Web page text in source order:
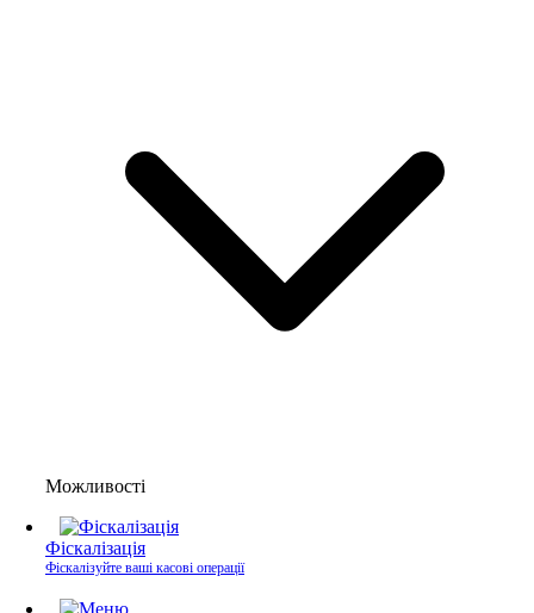
Можливості
Фіскалізація
Фіскалізуйте ваші касові операції